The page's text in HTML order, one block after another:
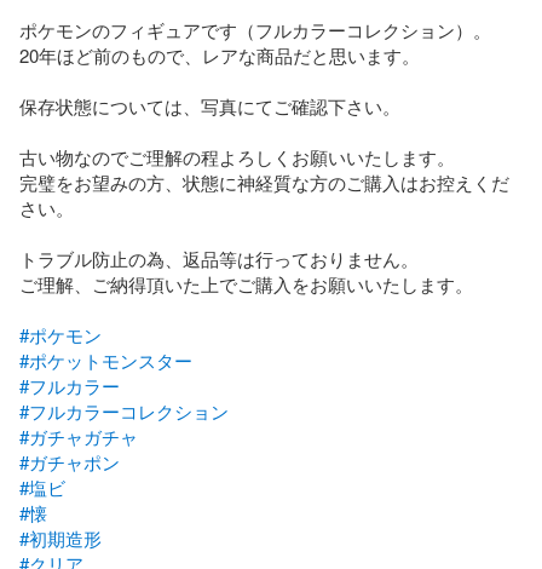
ポケモンのフィギュアです（フルカラーコレクション）。
20年ほど前のもので、レアな商品だと思います。
保存状態については、写真にてご確認下さい。
古い物なのでご理解の程よろしくお願いいたします。
完璧をお望みの方、状態に神経質な方のご購入はお控えくだ
さい。
トラブル防止の為、返品等は行っておりません。
ご理解、ご納得頂いた上でご購入をお願いいたします。
#ポケモン
#ポケットモンスター
#フルカラー
#フルカラーコレクション
#ガチャガチャ
#ガチャポン
#塩ビ
#懐
#初期造形
#クリア